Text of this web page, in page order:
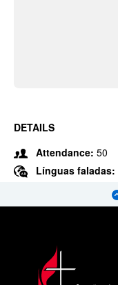
DETAILS
Attendance: 50
Línguas faladas: